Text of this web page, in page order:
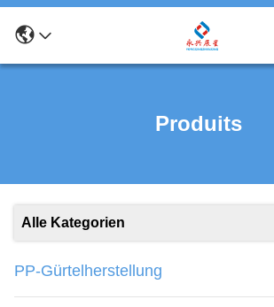
Produits
Alle Kategorien
PP-Gürtelherstellung